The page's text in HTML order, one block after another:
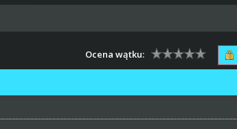
Ocena wątku: